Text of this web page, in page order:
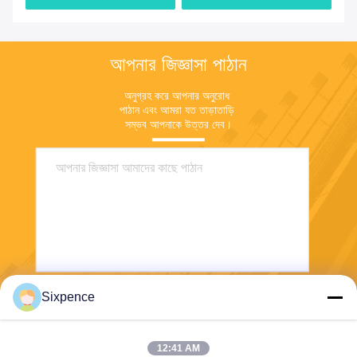
আপনার জিজ্ঞাসা পাঠান
অনুগ্রহ করে আপনার অনুরোধ
পাঠান এবং আমরা যত তাড়াতাড়ি
সম্ভব আপনাকে উত্তর দেব।
Sixpence
12:41 AM